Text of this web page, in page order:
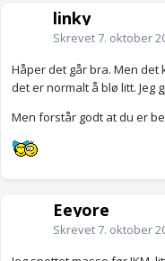
linky
Skrevet7. oktober
Håper det går bra. Men
det er normalt å blø litt. Jeg
Men forstår godt at du er
Eeyore
Skrevet7. oktober